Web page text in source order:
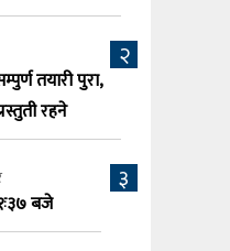
न्यौपाने भिड्दै
कामना खबर
भव्यरूपमा सम्पन्न,
दर्शक
तयारी पुरा,
रहने
२
बजे
३